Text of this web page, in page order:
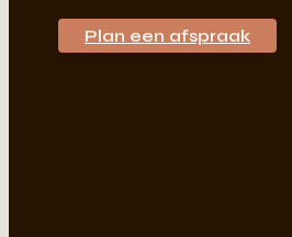
Plan een afspraak